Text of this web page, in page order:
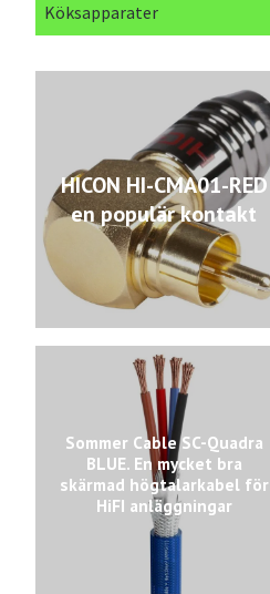
Köksapparater
HICON HI-CMA01-RED
en populär kontakt
Sommer Cable SC-Quadra
BLUE. En mycket bra
skärmad högtalarkabel för
HiFI anläggningar